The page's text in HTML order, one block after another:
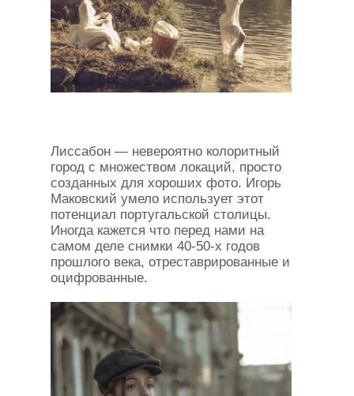
Лиссабон — невероятно колоритный
город с множеством локаций, просто
созданных для хороших фото. Игорь
Маковский умело использует этот
потенциал португальской столицы.
Иногда кажется что перед нами на
самом деле снимки 40-50-х годов
прошлого века, отреставрированные и
оцифрованные.